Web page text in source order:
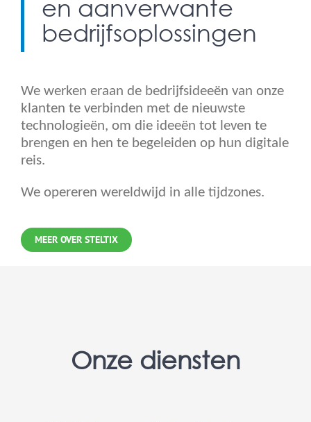
en aanverwante
bedrijfsoplossingen
We werken eraan de bedrijfsideeën van onze
klanten te verbinden met de nieuwste
technologieën, om die ideeën tot leven te
brengen en hen te begeleiden op hun digitale
reis.
We opereren wereldwijd in alle tijdzones.
MEER OVER STELTIX
Onze diensten